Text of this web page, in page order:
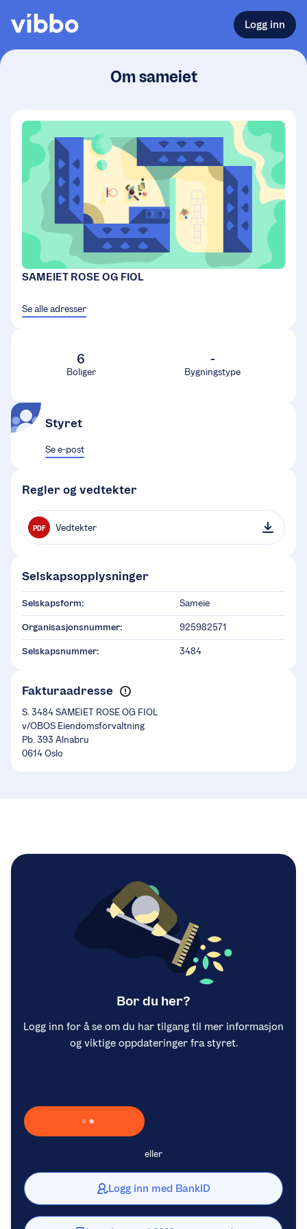
Logg inn
Om sameiet
SAMEIET ROSE OG FIOL
Se alle adresser
6
Boliger
-
Bygningstype
Styret
Se e-post
Regler og vedtekter
PDF Vedtekter
Selskapsopplysninger
Selskapsform: Sameie
Organisasjonsnummer: 925982571
Selskapsnummer: 3484
Fakturaadresse
S. 3484 SAMEIET ROSE OG FIOL
v/OBOS Eiendomsforvaltning
Pb. 393 Alnabru
0614 Oslo
Bor du her?
Logg inn for å se om du har tilgang til mer informasjon
og viktige oppdateringer fra styret.
Laster inn Vipps …
eller
Logg inn med BankID